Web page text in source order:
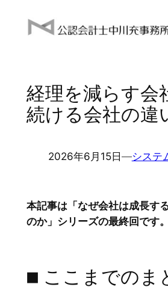
経理を減らす会
続ける会社の違
2026年6月15日―システ
本記事は「なぜ会社は成長す
のか」シリーズの最終回です。
■ ここまでのま